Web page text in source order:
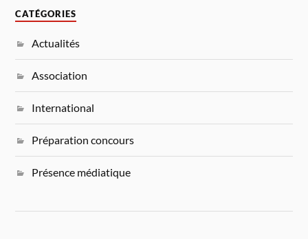
CATÉGORIES
Actualités
Association
International
Préparation concours
Présence médiatique